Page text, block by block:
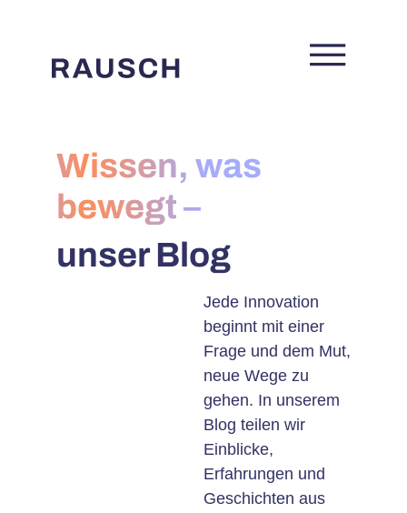
Wissen, was
bewegt –
unser Blog
Jede Innovation
beginnt mit einer
Frage und dem Mut,
neue Wege zu
gehen. In unserem
Blog teilen wir
Einblicke,
Erfahrungen und
Geschichten aus